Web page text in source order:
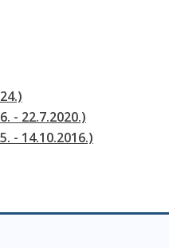
- 22.7.2020.)
- 14.10.2016.)